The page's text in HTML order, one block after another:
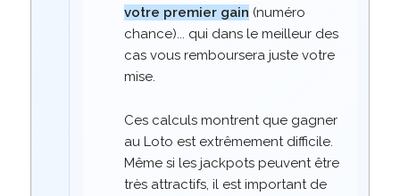
votre premier gain (numéro
chance)... qui dans le meilleur des
cas vous remboursera juste votre
mise.
Ces calculs montrent que gagner
au Loto est extrêmement difficile.
Même si les jackpots peuvent être
très attractifs, il est important de